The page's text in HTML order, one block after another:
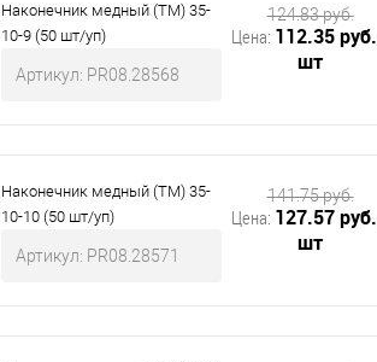
Наконечник медный (ТМ) 35-
10-9 (50 шт/уп)
Артикул: PR08.28568
Цена: 112.35 руб.
шт
124.83 руб.
Наконечник медный (ТМ) 35-
10-10 (50 шт/уп)
Артикул: PR08.28571
Цена: 127.57 руб.
шт
141.75 руб.